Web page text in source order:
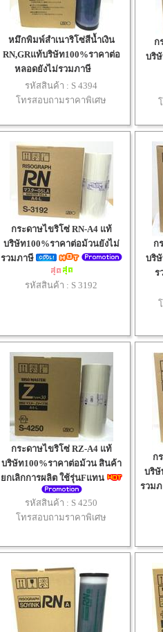
หมึกพิมพ์สำเนาริโซ่สีน้ำเงิน
RN,GRแท้บริษัท100%ราคาต่อ
หลอดยังไม่รวมภาษี
รหัสสินค้า : S 4394
โทรสอบถามราคาพิเศษ
ก
บริ
กระดาษไขริโซ่ RN-A4 แท้
บริษัท100%ราคาต่อม้วนยังไม่
รวมภาษี
รหัสสินค้า : S 3192
ก
บริ
ร
กระดาษไขริโซ่ RZ-A4 แท้
บริษัท100%ราคาต่อม้วน สินค้า
ยกเลิกการผลิต ใช้รุ่นFแทน
รหัสสินค้า : S 4250
โทรสอบถามราคาพิเศษ
ก
บริษั
รวม